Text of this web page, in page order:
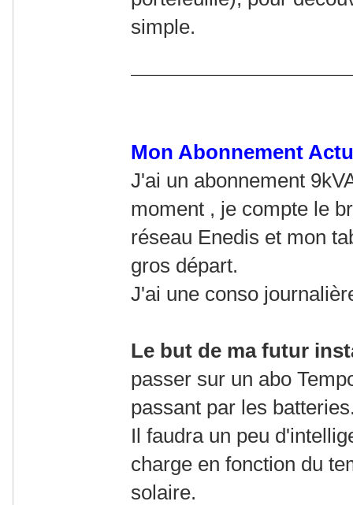
simple.
Mon Abonnement
J'ai un abonnement
moment , je compte le
réseau Enedis et mon
gros départ.
J'ai une conso
Le but de ma futur
passer sur un abo
passant par les
Il faudra un peu
charge en fonction du
solaire.